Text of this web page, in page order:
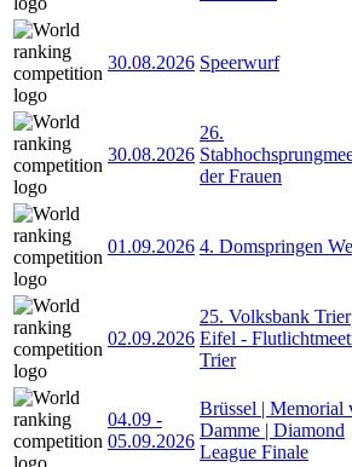
30.08.2026 Speerwurf
30.08.2026
26.
der Frauen
01.09.2026 4. Domspringen
02.09.2026
25. Volksbank Trier
Eifel -
Trier
04.09 -
05.09.2026
Brüssel | Memorial
Damme | Diamond
League Finale